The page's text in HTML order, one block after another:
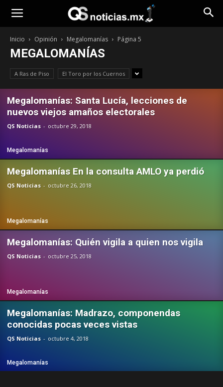
Inicio Opinión Megalomanías Página 5
MEGALOMANÍAS
A Ras de Piso El Toro por los Cuernos
Megalomanías
Megalomanías: Santa Lucía, lecciones de
nuevos viejos amaños electorales
QS Noticias - octubre 29, 2018
Megalomanías
Megalomanías En la consulta AMLO ya perdió
QS Noticias - octubre 26, 2018
Megalomanías
Megalomanías: Quién vigila a quien nos vigila
QS Noticias - octubre 25, 2018
Megalomanías
Megalomanías: Madrazo, componendas
conocidas pocas veces vistas
QS Noticias - octubre 4, 2018